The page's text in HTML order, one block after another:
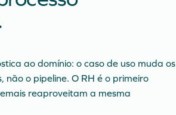
ao domínio: o caso de uso muda os
não o pipeline. O RH é o primeiro
reaproveitam a mesma